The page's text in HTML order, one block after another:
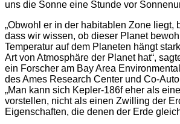
uns die Sonne eine Stunde vor
„Obwohl er in der habitablen Zone liegt,
dass wir wissen, ob dieser Planet
Temperatur auf dem Planeten hängt
Art von Atmosphäre der Planet hat“,
ein Forscher am Bay Area
des Ames Research Center und Co-
„Man kann sich Kepler-186f eher als
vorstellen, nicht als einen Zwilling der
Eigenschaften, die denen der Erde